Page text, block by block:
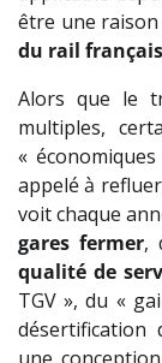
être une
du rail
Alors que le
multiples,
«
appelé à
voit chaque
gares fermer,
qualité de
TGV », du «